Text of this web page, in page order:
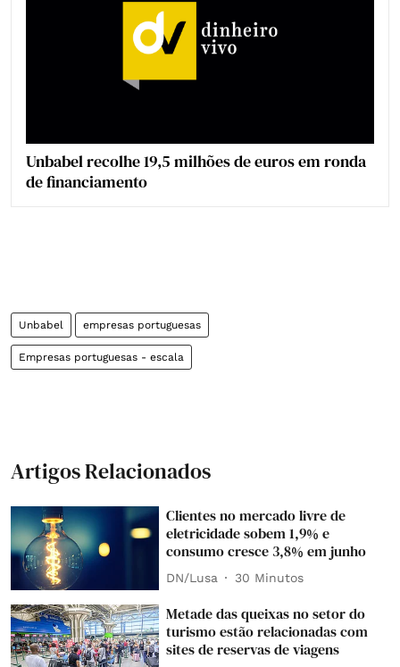
Unbabel recolhe 19,5 milhões de euros em ronda
de financiamento
Unbabel empresas portuguesas
Empresas portuguesas - escala
Artigos Relacionados
Clientes no mercado livre de
eletricidade sobem 1,9% e
consumo cresce 3,8% em junho
DN/Lusa 30 Minutos
Metade das queixas no setor do
turismo estão relacionadas com
sites de reservas de viagens